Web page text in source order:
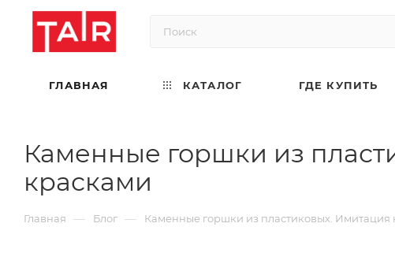
ГЛАВНАЯ КАТАЛОГ ГДЕ КУПИТЬ
Каменные горшки из
красками
Главная — Блог — Каменные горшки из пластиковых.